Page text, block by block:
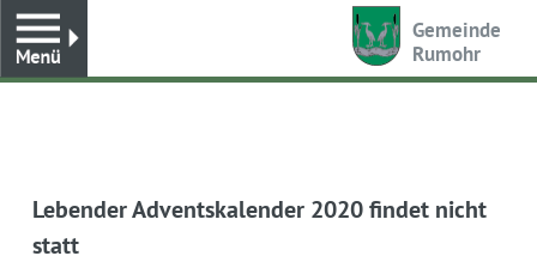
Gemeinde
Rumohr
Lebender Adventskalender 2020 findet nicht
statt